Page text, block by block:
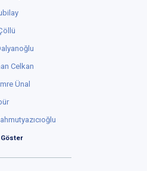
Celkan
Ünal